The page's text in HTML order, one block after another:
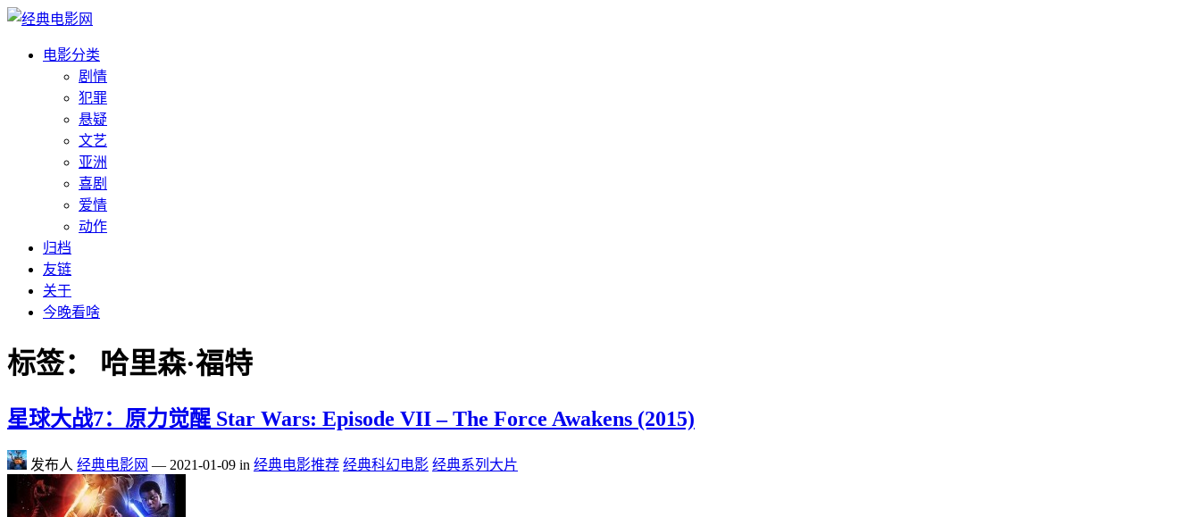
电影分类
剧情
犯罪
悬疑
文艺
亚洲
喜剧
爱情
动作
归档
友链
关于
今晚看啥
标签： 哈里森·福特
星球大战7：原力觉醒 Star Wars: Episode VII – The Force Awakens (2015)
发布人 经典电影网 — 2021-01-09 in 经典电影推荐 经典科幻电影 经典系列大片